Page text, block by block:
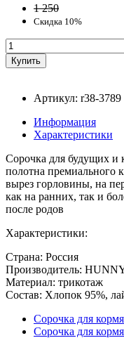
1 250
Скидка 10%
Артикул: r38-3789
Информация
Характеристики
Сорочка для будущих и
полотна премиального
вырез горловины, на
как на ранних, так и
после родов
Характеристики:
Страна: Россия
Производитель:
Материал: трикотаж
Состав: Хлопок 95%,
Сорочка для
Сорочка для